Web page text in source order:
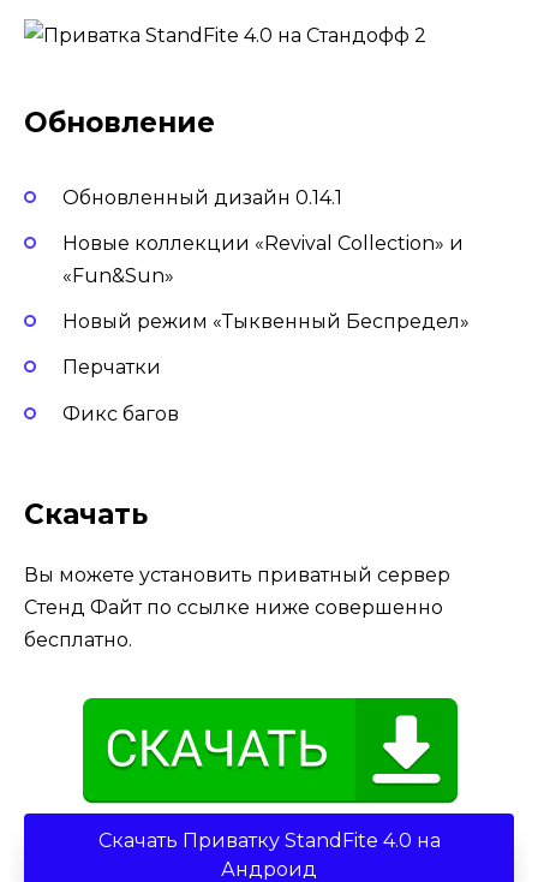
Обновление
Обновленный дизайн 0.14.1
Новые коллекции «Revival Collection» и
«Fun&Sun»
Новый режим «Тыквенный Беспредел»
Перчатки
Фикс багов
Скачать
Вы можете установить приватный сервер
Стенд Файт по ссылке ниже совершенно
бесплатно.
Скачать Приватку StandFite 4.0 на
Андроид